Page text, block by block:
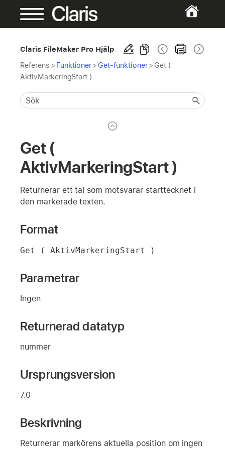
Claris FileMaker Pro Hjälp
Referens > Funktioner> Get-funktioner> Get (
AktivMarkeringStart )
Get (
AktivMarkeringStart )
Returnerar ett tal som motsvarar starttecknet i
den markerade texten.
Format
Get ( AktivMarkeringStart )
Parametrar
Ingen
Returnerad datatyp
nummer
Ursprungsversion
7.0
Beskrivning
Returnerar markörens aktuella position om ingen